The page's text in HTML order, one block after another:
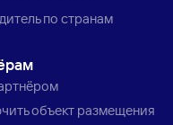
по странам
объект размещения